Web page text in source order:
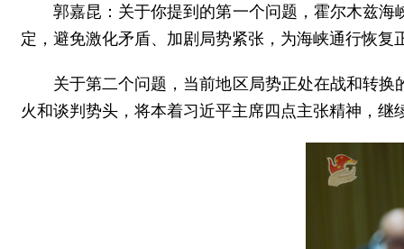
郭嘉昆：关于你提到的第一个问题，霍尔木兹
定，避免激化矛盾、加剧局势紧张，为海峡通行恢复
关于第二个问题，当前地区局势正处在战和转
火和谈判势头，将本着习近平主席四点主张精神，